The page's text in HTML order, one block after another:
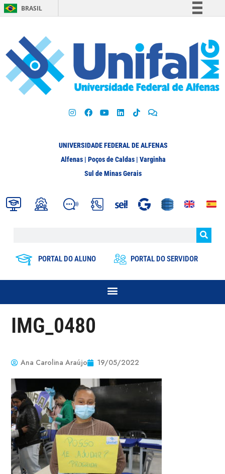
BRASIL
Participe
Acesso à informação
Legislação
UNIVERSIDADE FEDERAL DE ALFENAS
Alfenas | Poços de Caldas | Varginha
Sul de Minas Gerais
PORTAL DO ALUNO PORTAL DO SERVIDOR
IMG_0480
Ana Carolina Araújo 19/05/2022